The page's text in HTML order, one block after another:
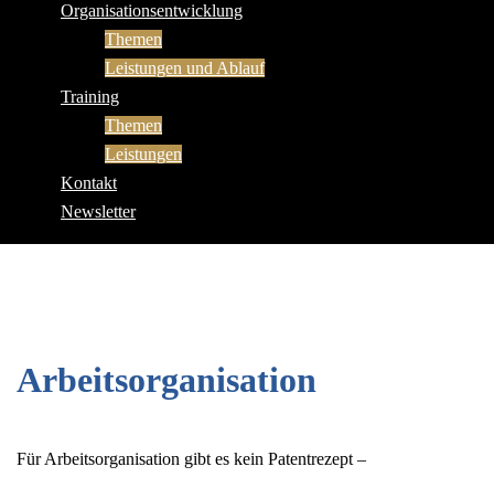
Organisationsentwicklung
Themen
Leistungen und Ablauf
Training
Themen
Leistungen
Kontakt
Newsletter
Arbeitsorganisation
Für Arbeitsorganisation gibt es kein Patentrezept –